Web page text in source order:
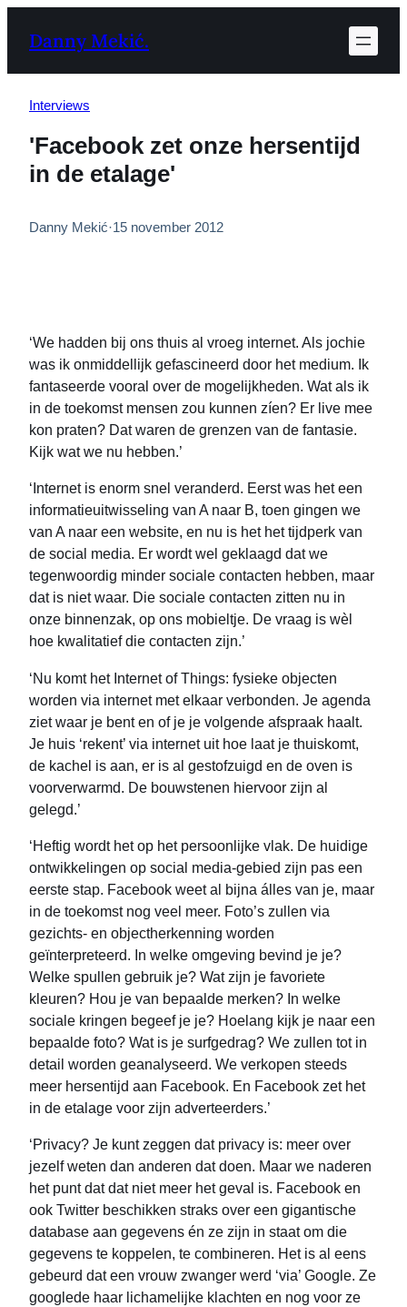
naarDanny Mekić.
Interviews
'Facebook zet onze hersentijd
in de etalage'
Danny Mekić·15 november 2012
‘We hadden bij ons thuis al vroeg internet. Als jochie
was ik onmiddellijk gefascineerd door het medium. Ik
fantaseerde vooral over de mogelijkheden. Wat als ik
in de toekomst mensen zou kunnen zíen? Er live mee
kon praten? Dat waren de grenzen van de fantasie.
Kijk wat we nu hebben.’
‘Internet is enorm snel veranderd. Eerst was het een
informatieuitwisseling van A naar B, toen gingen we
van A naar een website, en nu is het het tijdperk van
de social media. Er wordt wel geklaagd dat we
tegenwoordig minder sociale contacten hebben, maar
dat is niet waar. Die sociale contacten zitten nu in
onze binnenzak, op ons mobieltje. De vraag is wèl
hoe kwalitatief die contacten zijn.’
‘Nu komt het Internet of Things: fysieke objecten
worden via internet met elkaar verbonden. Je agenda
ziet waar je bent en of je je volgende afspraak haalt.
Je huis ‘rekent’ via internet uit hoe laat je thuiskomt,
de kachel is aan, er is al gestofzuigd en de oven is
voorverwarmd. De bouwstenen hiervoor zijn al
gelegd.’
‘Heftig wordt het op het persoonlijke vlak. De huidige
ontwikkelingen op social media-gebied zijn pas een
eerste stap. Facebook weet al bijna álles van je, maar
in de toekomst nog veel meer. Foto’s zullen via
gezichts- en objectherkenning worden
geïnterpreteerd. In welke omgeving bevind je je?
Welke spullen gebruik je? Wat zijn je favoriete
kleuren? Hou je van bepaalde merken? In welke
sociale kringen begeef je je? Hoelang kijk je naar een
bepaalde foto? Wat is je surfgedrag? We zullen tot in
detail worden geanalyseerd. We verkopen steeds
meer hersentijd aan Facebook. En Facebook zet het
in de etalage voor zijn adverteerders.’
‘Privacy? Je kunt zeggen dat privacy is: meer over
jezelf weten dan anderen dat doen. Maar we naderen
het punt dat dat niet meer het geval is. Facebook en
ook Twitter beschikken straks over een gigantische
database aan gegevens én ze zijn in staat om die
gegevens te koppelen, te combineren. Het is al eens
gebeurd dat een vrouw zwanger werd ‘via’ Google. Ze
googlede haar lichamelijke klachten en nog voor ze